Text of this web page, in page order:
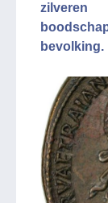
bevolking.